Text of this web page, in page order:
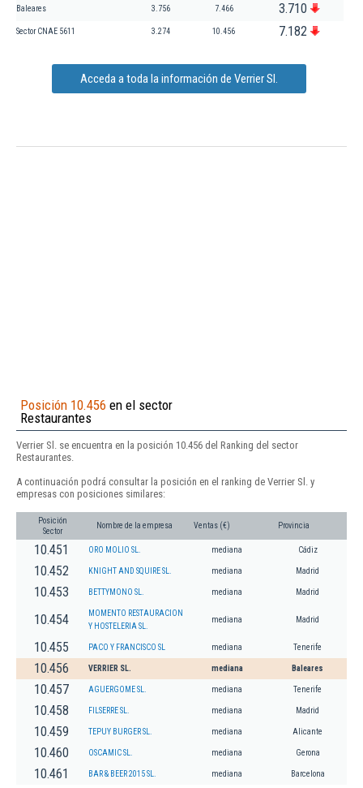
Baleares 3.756 7.466 3.710
Sector CNAE 5611 3.274 10.456 7.182
Acceda a toda la información de Verrier Sl.
Posición 10.456 en el sector
Restaurantes
Verrier Sl. se encuentra en la posición 10.456 del Ranking del sector
Restaurantes.
A continuación podrá consultar la posición en el ranking de Verrier Sl. y
empresas con posiciones similares:
Posición
Sector
Nombre de la empresa Ventas (€) Provincia
10.451 ORO MOLIO SL. mediana Cádiz
10.452 KNIGHT AND SQUIRE SL. mediana Madrid
10.453 BETTYMONO SL. mediana Madrid
10.454
MOMENTO RESTAURACION
Y HOSTELERIA SL.
mediana Madrid
10.455 PACO Y FRANCISCO SL mediana Tenerife
10.456 VERRIER SL. mediana Baleares
10.457 AGUERGOME SL. mediana Tenerife
10.458 FILSERRE SL. mediana Madrid
10.459 TEPUY BURGER SL. mediana Alicante
10.460 OSCAMIC SL. mediana Gerona
10.461 BAR & BEER 2015 SL. mediana Barcelona